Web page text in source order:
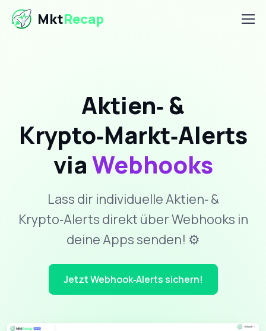
MktRecap
Aktien‑ &
Krypto‑Markt‑Alerts
viaWebhooks
Lass dir individuelle Aktien‑ &
Krypto‑Alerts direkt über Webhooks in
deine Apps senden! ⚙️
Jetzt Webhook‑Alerts sichern!